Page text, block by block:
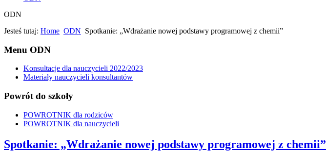
ODN
Jesteś tutaj: Home ODN Spotkanie: „Wdrażanie nowej podstawy programowej z chemii”
Menu ODN
Konsultacje dla nauczycieli 2022/2023
Materiały nauczycieli konsultantów
Powrót do szkoły
POWROTNIK dla rodziców
POWROTNIK dla nauczycieli
Spotkanie: „Wdrażanie nowej podstawy programowej z chemii”